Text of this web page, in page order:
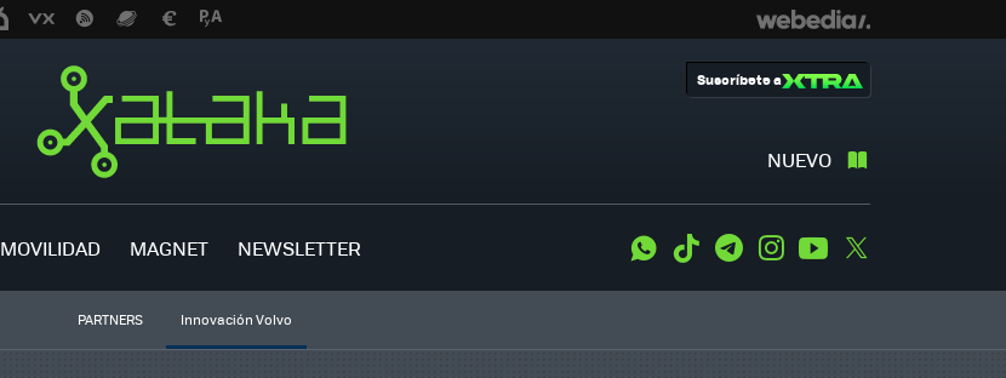
NUEVO
Suscríbete a
MOVILIDAD MAGNET NEWSLETTER WhatsApp
Tiktok TelegramInstagramYoutube
PARTNERS Innovación Volvo